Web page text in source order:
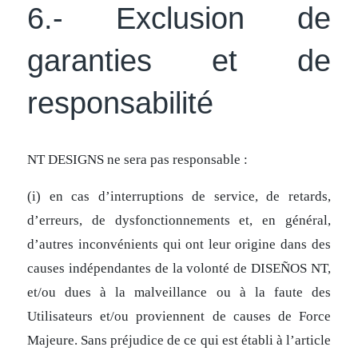
6.- Exclusion de
garanties et de
responsabilité
NT DESIGNS ne sera pas responsable :
(i) en cas d’interruptions de service, de retards,
d’erreurs, de dysfonctionnements et, en général,
d’autres inconvénients qui ont leur origine dans des
causes indépendantes de la volonté de DISEÑOS NT,
et/ou dues à la malveillance ou à la faute des
Utilisateurs et/ou proviennent de causes de Force
Majeure. Sans préjudice de ce qui est établi à l’article